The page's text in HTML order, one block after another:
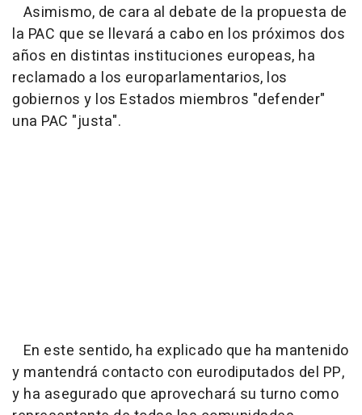
Asimismo, de cara al debate de la propuesta de
la PAC que se llevará a cabo en los próximos dos
años en distintas instituciones europeas, ha
reclamado a los europarlamentarios, los
gobiernos y los Estados miembros "defender"
una PAC "justa".
En este sentido, ha explicado que ha mantenido
y mantendrá contacto con eurodiputados del PP,
y ha asegurado que aprovechará su turno como